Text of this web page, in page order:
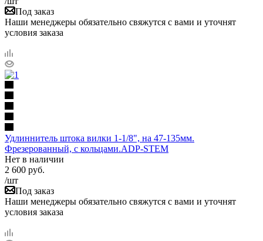
Под заказ
Наши менеджеры обязательно свяжутся с вами и уточнят
условия заказа
Удлиннитель штока вилки 1-1/8", на 47-135мм.
Фрезерованный, с кольцами.ADP-STEM
Нет в наличии
2 600 руб.
/шт
Под заказ
Наши менеджеры обязательно свяжутся с вами и уточнят
условия заказа